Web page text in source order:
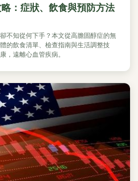
：症狀、飲食與預防方法
不知從何下手？本文從高膽固醇症的無
的飲食清單、檢查指南與生活調整技
，遠離心血管疾病。